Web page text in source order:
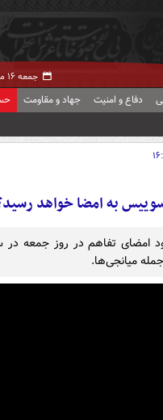
جمعه ۱۶ مرداد ۱۴۰۵ -
دفاع و امنیت جهاد و مقاومت
به امضا خواهد
امضای تفاهم در روز جمعه
میانجی‌ها.